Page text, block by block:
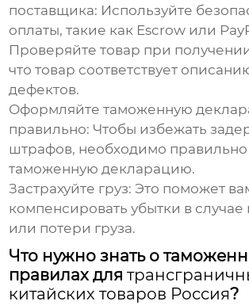
поставщика: Используйте
оплаты, такие как Escrow или
Проверяйте товар при
что товар соответствует
дефектов.
Оформляйте таможенную
правильно: Чтобы избежать
штрафов, необходимо правильно
таможенную декларацию.
Застрахуйте груз: Это поможет
компенсировать убытки в
или потери груза.
Что нужно знать о
правилах для
китайских товаров Россия?